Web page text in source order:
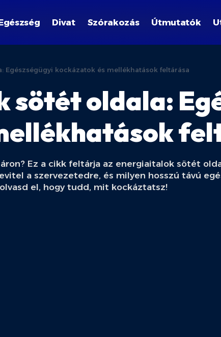
Divat Szórakozás Útmutatók
Egészségügyi kockázatok és mellékhatások feltárása
sötét oldala:
Ez a cikk feltárja az energiaitalok sötét
a szervezetedre, és milyen hosszú távú
el, hogy tudd, mit kockáztatsz!